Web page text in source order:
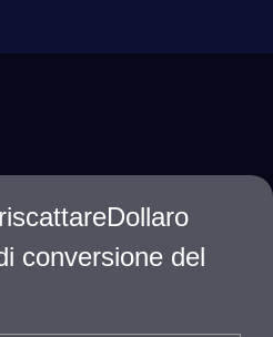
conversione del